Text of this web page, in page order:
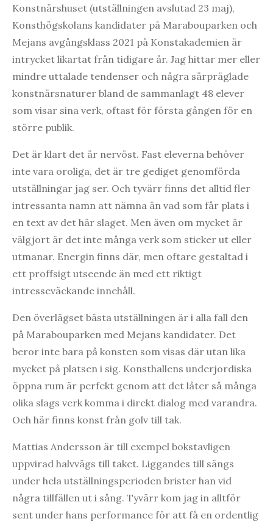
Konstnärshuset (utställningen avslutad 23 maj),
Konsthögskolans kandidater på Marabouparken och
Mejans avgångsklass 2021 på Konstakademien är
intrycket likartat från tidigare år. Jag hittar mer eller
mindre uttalade tendenser och några särpräglade
konstnärsnaturer bland de sammanlagt 48 elever
som visar sina verk, oftast för första gången för en
större publik.
Det är klart det är nervöst. Fast eleverna behöver
inte vara oroliga, det är tre gediget genomförda
utställningar jag ser. Och tyvärr finns det alltid fler
intressanta namn att nämna än vad som får plats i
en text av det här slaget. Men även om mycket är
välgjort är det inte många verk som sticker ut eller
utmanar. Energin finns där, men oftare gestaltad i
ett proffsigt utseende än med ett riktigt
intresseväckande innehåll.
Den överlägset bästa utställningen är i alla fall den
på Marabouparken med Mejans kandidater. Det
beror inte bara på konsten som visas där utan lika
mycket på platsen i sig. Konsthallens underjordiska
öppna rum är perfekt genom att det låter så många
olika slags verk komma i direkt dialog med varandra.
Och här finns konst från golv till tak.
Mattias Andersson är till exempel bokstavligen
uppvirad halvvägs till taket. Liggandes till sängs
under hela utställningsperioden brister han vid
några tillfällen ut i sång. Tyvärr kom jag in alltför
sent under hans performance för att få en ordentlig